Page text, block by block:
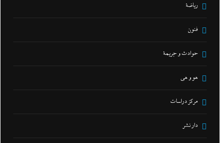
رياضة
فنون
حوادث و جريمة
هو و هي
مركز دراسات
دار نشر